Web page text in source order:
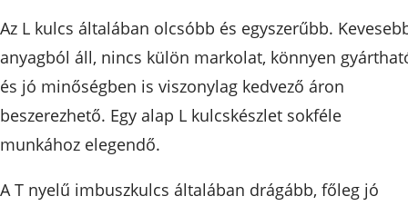
Az L kulcs általában olcsóbb és egyszerűbb.
anyagból áll, nincs külön markolat, könnyen
és jó minőségben is viszonylag kedvező áron
beszerezhető. Egy alap L kulcskészlet sokféle
munkához elegendő.
A T nyelű imbuszkulcs általában drágább, főleg jó